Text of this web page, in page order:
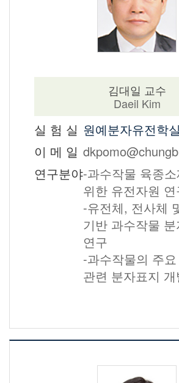
김대일 교수
Daeil Kim
실 험 실 원예분자유전학
이 메 일
연구분야-과수작물 육종
위한 유전자원 연
-유전체, 전사체
기반 과수작물 분
연구
-과수작물의 주
관련 분자표지